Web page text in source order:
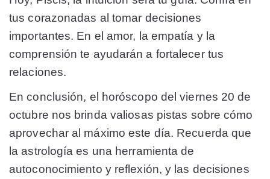
tus corazonadas al tomar decisiones
importantes. En el amor, la empatía y la
comprensión te ayudarán a fortalecer tus
relaciones.
En conclusión, el horóscopo del viernes 20 de
octubre nos brinda valiosas pistas sobre cómo
aprovechar al máximo este día. Recuerda que
la astrología es una herramienta de
autoconocimiento y reflexión, y las decisiones